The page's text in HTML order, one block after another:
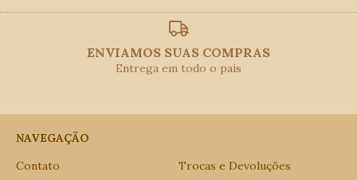
ENVIAMOS SUAS COMPRAS
Entrega em todo o país
NAVEGAÇÃO
Contato
Trocas e Devoluções